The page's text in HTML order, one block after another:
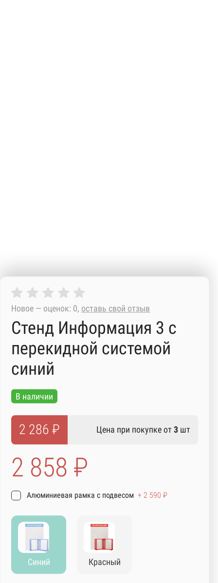
Новое — оценок: 0, оставь свой отзыв
Стенд Информация 3 с
перекидной системой
синий
В наличии
2 286 ₽ Цена при покупке от 3шт
2 858 ₽
Алюминиевая рамка с подвесом + 2 590 ₽
Синий Красный